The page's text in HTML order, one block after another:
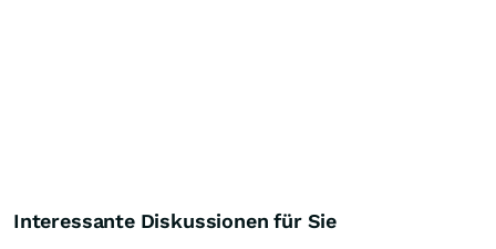
Interessante Diskussionen für Sie